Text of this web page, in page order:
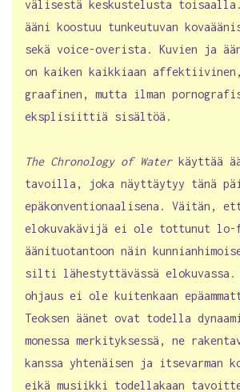
välisestä keskustelusta toisaalla.
ääni koostuu tunkeutuvan
sekä voice-overista. Kuvien ja
on kaiken kaikkiaan
graafinen, mutta ilman
eksplisiittiä sisältöä.
The Chronology of Waterkäyttää
tavoilla, joka näyttäytyy tänä
epäkonventionaalisena. Väitän,
elokuvakävijä ei ole tottunut
äänituotantoon näin
silti lähestyttävässä elokuvassa.
ohjaus ei ole kuitenkaan
Teoksen äänet ovat todella
monessa merkityksessä, ne
kanssa yhtenäisen ja itsevarman
eikä musiikki todellakaan